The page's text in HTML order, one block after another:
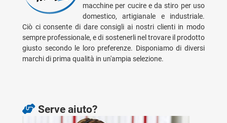
macchine per cucire e da stiro per uso
domestico, artigianale e industriale.
Ciò ci consente di dare consigli ai nostri clienti in modo
sempre professionale, e di sostenerli nel trovare il prodotto
giusto secondo le loro preferenze. Disponiamo di diversi
marchi di prima qualità in un'ampia selezione.
Serve aiuto?